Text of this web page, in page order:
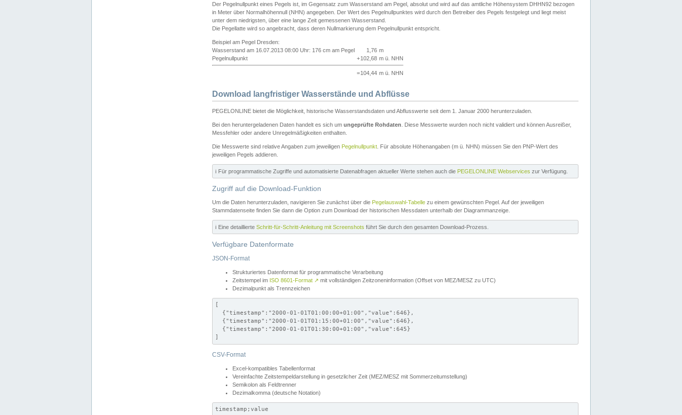
Der Pegelnullpunkt eines Pegels ist, im Gegensatz zum Wasserstand am Pegel, absolut und wird auf das amtliche Höhensystem DHHN92 bezogen
in Meter über Normalhöhennull (NHN) angegeben. Der Wert des Pegelnullpunktes wird durch den Betreiber des Pegels festgelegt und liegt meist
unter dem niedrigsten, über eine lange Zeit gemessenen Wasserstand.
Die Pegellatte wird so angebracht, dass deren Nullmarkierung dem Pegelnullpunkt entspricht.
Beispiel am Pegel Dresden:
Wasserstand am 16.07.2013 08:00 Uhr: 176 cm am Pegel
1,76 m
Pegelnullpunkt
+102,68 m ü. NHN
=104,44 m ü. NHN
Download langfristiger Wasserstände und Abflüsse
PEGELONLINE bietet die Möglichkeit, historische Wasserstandsdaten und Abflusswerte seit dem 1. Januar 2000 herunterzuladen.
Bei den heruntergeladenen Daten handelt es sich um ungeprüfte Rohdaten . Diese Messwerte wurden noch nicht validiert und können Ausreißer,
Messfehler oder andere Unregelmäßigkeiten enthalten.
Die Messwerte sind relative Angaben zum jeweiligen Pegelnullpunkt . Für absolute Höhenangaben (m ü. NHN) müssen Sie den PNP-Wert des
jeweiligen Pegels addieren.
ℹ️ Für programmatische Zugriffe und automatisierte Datenabfragen aktueller Werte stehen auch die PEGELONLINE Webservices zur Verfügung.
Zugriff auf die Download-Funktion
Um die Daten herunterzuladen, navigieren Sie zunächst über die Pegelauswahl-Tabelle zu einem gewünschten Pegel. Auf der jeweiligen
Stammdatenseite finden Sie dann die Option zum Download der historischen Messdaten unterhalb der Diagrammanzeige.
ℹ️ Eine detaillierte Schritt-für-Schritt-Anleitung mit Screenshots führt Sie durch den gesamten Download-Prozess.
Verfügbare Datenformate
JSON-Format
Strukturiertes Datenformat für programmatische Verarbeitung
Zeitstempel im ISO 8601-Format ↗ mit vollständigen Zeitzoneninformation (Offset von MEZ/MESZ zu UTC)
Dezimalpunkt als Trennzeichen
[
  {"timestamp":"2000-01-01T01:00:00+01:00","value":646},
  {"timestamp":"2000-01-01T01:15:00+01:00","value":646},
  {"timestamp":"2000-01-01T01:30:00+01:00","value":645}
]
CSV-Format
Excel-kompatibles Tabellenformat
Vereinfachte Zeitstempeldarstellung in gesetzlicher Zeit (MEZ/MESZ mit Sommerzeitumstellung)
Semikolon als Feldtrenner
Dezimalkomma (deutsche Notation)
timestamp;value